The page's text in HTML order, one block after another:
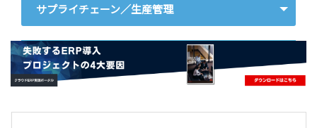
サプライチェーン／生産管理
ERP
会計